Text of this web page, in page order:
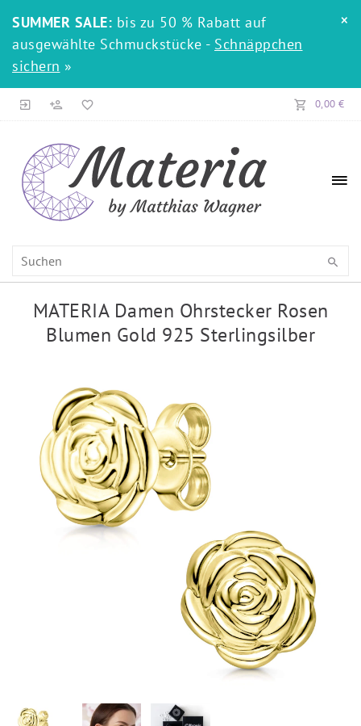
SUMMER SALE: bis zu 50 % Rabatt auf
ausgewählte Schmuckstücke - Schnäppchen
sichern »
×
0,00 €
MATERIA Damen Ohrstecker Rosen
Blumen Gold 925 Sterlingsilber